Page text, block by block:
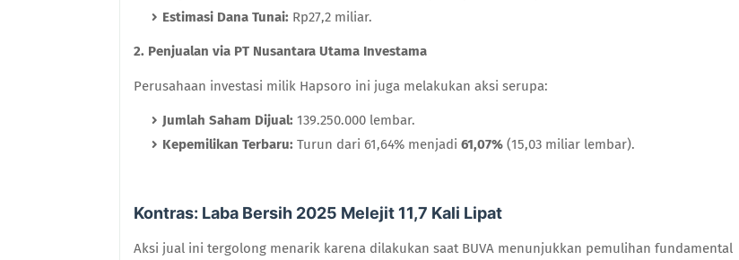
Estimasi Dana Tunai: Rp27,2 miliar.
2. Penjualan via PT Nusantara Utama Investama
Perusahaan investasi milik Hapsoro ini juga melakukan aksi serupa:
Jumlah Saham Dijual: 139.250.000 lembar.
Kepemilikan Terbaru: Turun dari 61,64% menjadi 61,07% (15,03 miliar lembar).
Kontras: Laba Bersih 2025 Melejit 11,7 Kali Lipat
Aksi jual ini tergolong menarik karena dilakukan saat BUVA menunjukkan pemulihan fundamental